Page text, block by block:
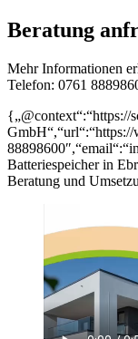
Beratung
Mehr Informationen
Telefon: 0761
{„@context“:“https://
GmbH“,“url“:“https://
Batteriespeicher in
Beratung und